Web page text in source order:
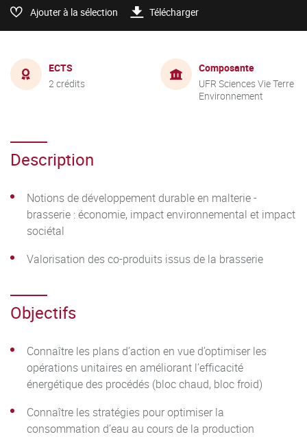
Ajouter à la sélection Télécharger
ECTS
2 crédits
Composante
UFR Sciences Vie Terre
Environnement
Description
Notions de développement durable en malterie -
brasserie : économie, impact environnemental et impact
sociétal
Valorisation des co-produits issus de la brasserie
Objectifs
Connaître les plans d’action en vue d’optimiser les
opérations unitaires en améliorant l’efficacité
énergétique des procédés (bloc chaud, bloc froid)
Connaître les stratégies pour optimiser la
consommation d’eau au cours de la production